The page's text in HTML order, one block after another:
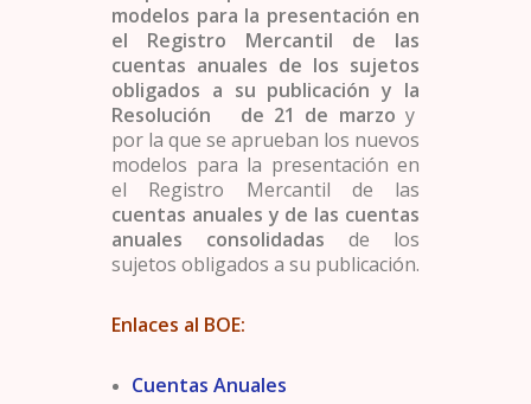
modelos para la presentación en
el Registro Mercantil de las
cuentas anuales de los sujetos
obligados a su publicación y la
Resolución de 21 de marzo y
por la que se aprueban los nuevos
modelos para la presentación en
el Registro Mercantil de las
cuentas anuales y de las cuentas
anuales consolidadas de los
sujetos obligados a su publicación.
Enlaces al BOE:
Cuentas Anuales